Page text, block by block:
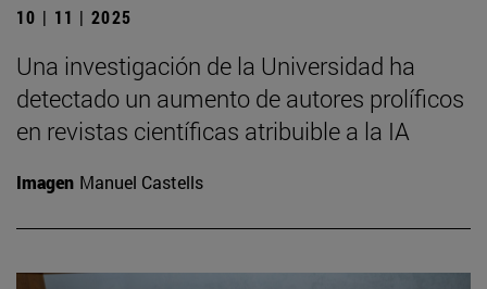
10 | 11 | 2025
Una investigación de la Universidad ha
detectado un aumento de autores prolíficos
en revistas científicas atribuible a la IA
Imagen Manuel Castells